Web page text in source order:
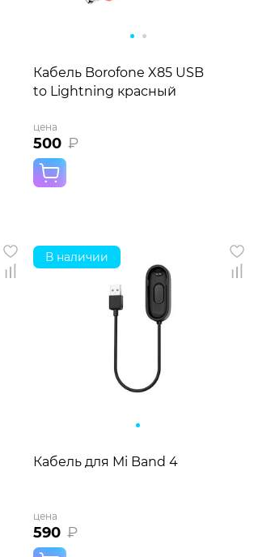
to USB (0,25м)
Кабель Borofone X85 USB
to Lightning красный
цена
500 ₽
плоский (0,23м)
В наличии
Кабель для Mi Band 4
цена
590 ₽